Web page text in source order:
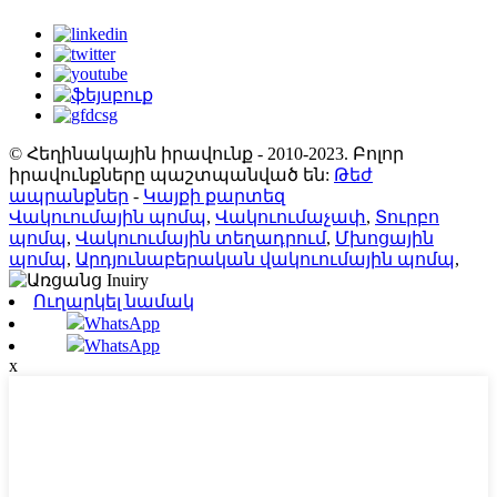
© Հեղինակային իրավունք - 2010-2023. Բոլոր
իրավունքները պաշտպանված են: Թեժ
ապրանքներ - Կայքի քարտեզ
Վակուումային պոմպ, Վակուումաչափ, Տուրբո
պոմպ, Վակուումային տեղադրում, Մխոցային
պոմպ, Արդյունաբերական վակուումային պոմպ,
Ուղարկել նամակ
WhatsApp
WhatsApp
x